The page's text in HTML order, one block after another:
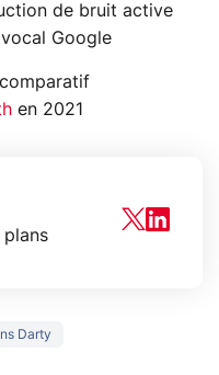
de bruit active
Google
en 2021
plans
Darty